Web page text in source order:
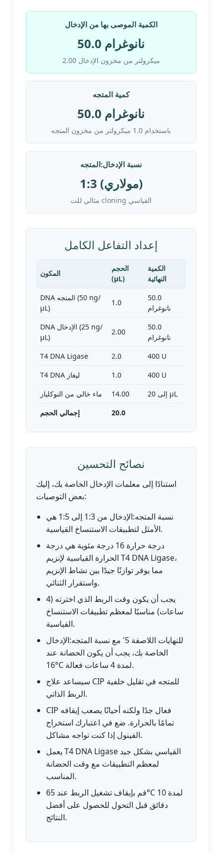
الكمية الموصى بها من الإدخال
50.0 نانوغرام
2.00 ميكرولتر من مخزون الإدخال
كمية المتجه
50.0 نانوغرام
باستخدام 1.0 ميكرولتر من مخزون المتجه
نسبة الإدخال:المتجه
1:3 (مولاري)
مثالي للت cloning القياسي
إعداد التفاعل الكامل
المكون
الحجم
(μL)
الكمية
النهائية
DNA المتجه (50 ng/
μL)
1.0
50.0
نانوغرام
DNA الإدخال (25 ng/
μL)
2.00
50.0
نانوغرام
T4 DNA Ligase
2.0
400 U
T4 DNA ليغاز
1.0
400 U
ماء خالي من النوكلياز
14.00
إلى 20 μL
إجمالي الحجم
20.0
نصائح التحسين
استنادًا إلى معلمات الإدخال الخاصة بك، إليك
بعض التوصيات:
نسبة المتجه:الإدخال من 1:3 إلى 1:5 هي
الأمثل لتطبيقات الاستنساخ القياسية.
درجة حرارة 16 درجة مئوية هي درجة
الحرارة القياسية لإنزيم T4 DNA Ligase،
مما يوفر توازنًا جيدًا بين نشاط الإنزيم
واستقرار الثنائي.
يجب أن يكون وقت الربط الذي اخترته (4
ساعات) مناسبًا لمعظم تطبيقات الاستنساخ
القياسية.
للنهايات اللاصقة 5' مع نسبة المتجه:الإدخال
الخاصة بك، يجب أن يكون الحضانة عند
16°C لمدة 4 ساعات فعالة.
سيساعد علاج CIP للمتجه في تقليل خلفية
الربط الذاتي.
CIP فعال جدًا ولكنه أحيانًا يصعب إيقافه
تمامًا بالحرارة. ضع في اعتبارك استخراج
الفينول إذا كنت تواجه مشاكل.
يعمل T4 DNA Ligase القياسي بشكل جيد
لمعظم التطبيقات مع وقت الحضانة
المناسب.
قم بإيقاف تشغيل الربط عند 65°C لمدة 10
دقائق قبل التحول للحصول على أفضل
النتائج.